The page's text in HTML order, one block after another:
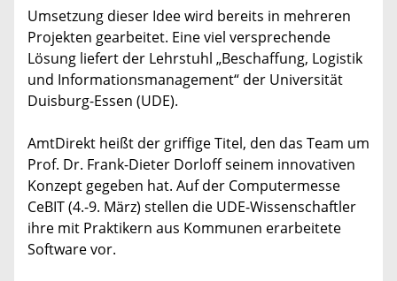
Umsetzung dieser Idee wird bereits in mehreren
Projekten gearbeitet. Eine viel versprechende
Lösung liefert der Lehrstuhl „Beschaffung, Logistik
und Informationsmanagement“ der Universität
Duisburg-Essen (UDE).
AmtDirekt heißt der griffige Titel, den das Team um
Prof. Dr. Frank-Dieter Dorloff seinem innovativen
Konzept gegeben hat. Auf der Computermesse
CeBIT (4.-9. März) stellen die UDE-Wissenschaftler
ihre mit Praktikern aus Kommunen erarbeitete
Software vor.